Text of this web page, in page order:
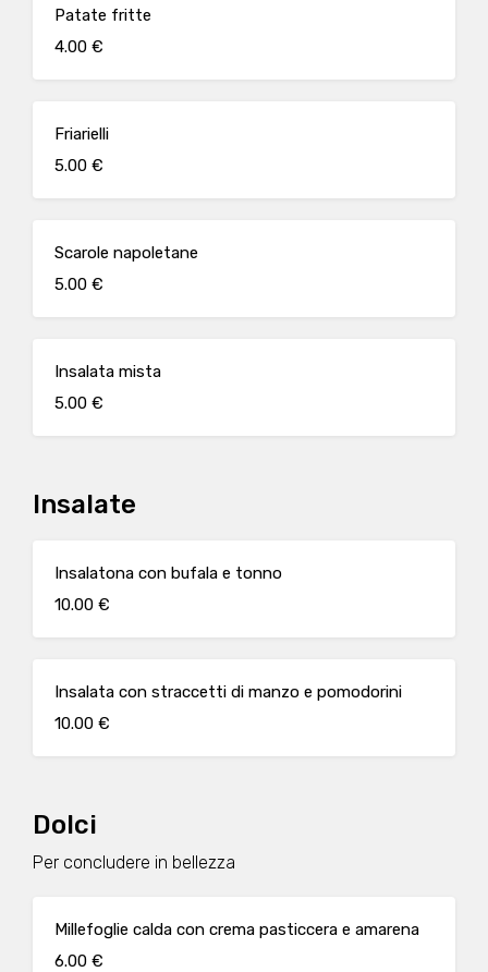
Patate fritte
4.00 €
Friarielli
5.00 €
Scarole napoletane
5.00 €
Insalata mista
5.00 €
Insalate
Insalatona con bufala e tonno
10.00 €
Insalata con straccetti di manzo e pomodorini
10.00 €
Dolci
Per concludere in bellezza
Millefoglie calda con crema pasticcera e amarena
6.00 €